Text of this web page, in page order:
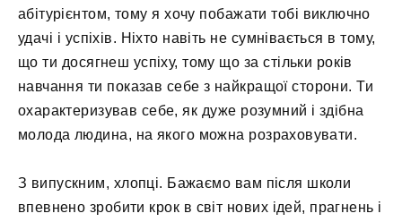
абітурієнтом, тому я хочу побажати тобі виключно
удачі і успіхів. Ніхто навіть не сумнівається в тому,
що ти досягнеш успіху, тому що за стільки років
навчання ти показав себе з найкращої сторони. Ти
охарактеризував себе, як дуже розумний і здібна
молода людина, на якого можна розраховувати.
З випускним, хлопці. Бажаємо вам після школи
впевнено зробити крок в світ нових ідей, прагнень і